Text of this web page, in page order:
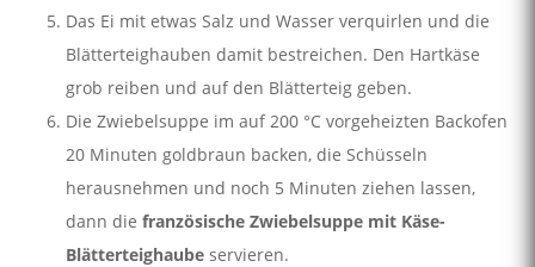
Das Ei mit etwas Salz und Wasser verquirlen und die
Blätterteighauben damit bestreichen. Den Hartkäse
grob reiben und auf den Blätterteig geben.
Die Zwiebelsuppe im auf 200 °C vorgeheizten Backofen
20 Minuten goldbraun backen, die Schüsseln
herausnehmen und noch 5 Minuten ziehen lassen,
dann die französische Zwiebelsuppe mit Käse-
Blätterteighaube servieren.